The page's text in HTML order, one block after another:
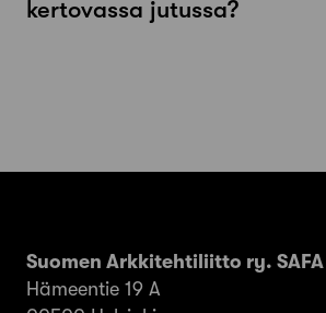
kertovassa jutussa?
Suomen Arkkitehtiliitto ry. SAFA
Hämeentie 19 A